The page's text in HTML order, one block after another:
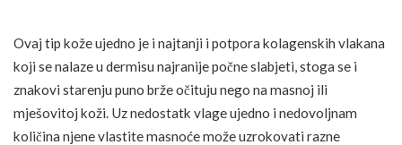
Ovaj tip kože ujedno je i najtanji i potpora kolagenskih vlakana
koji se nalaze u dermisu najranije počne slabjeti, stoga se i
znakovi starenju puno brže očituju nego na masnoj ili
mješovitoj koži. Uz nedostatk vlage ujedno i nedovoljnam
količina njene vlastite masnoće može uzrokovati razne